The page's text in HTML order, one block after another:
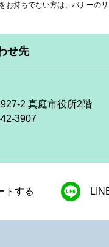
お持ちでない方は、バナーの
せ先
2 真庭市役所2階
3907
トする